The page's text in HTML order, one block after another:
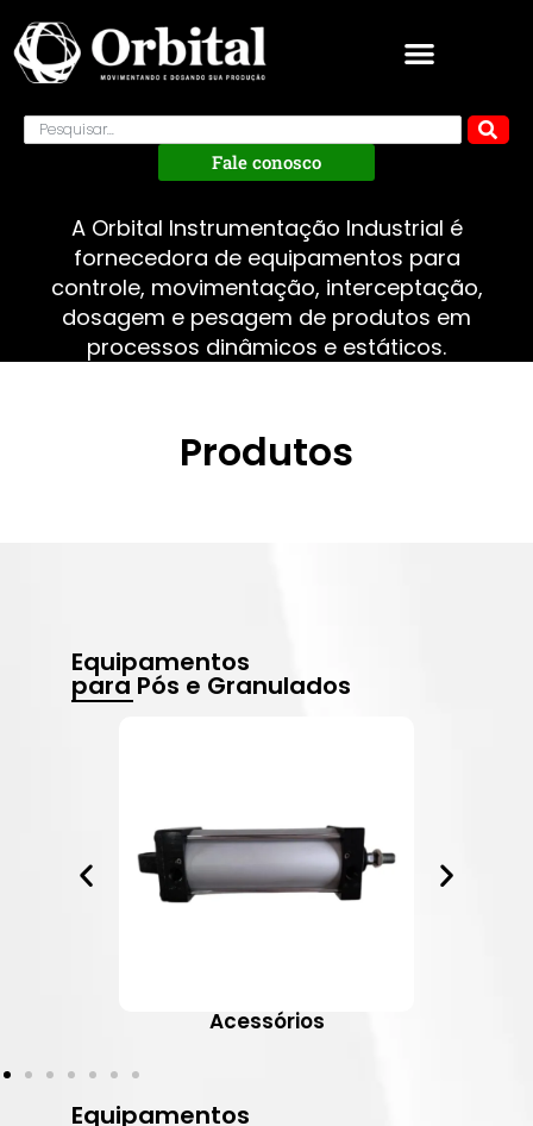
Fale conosco
A Orbital Instrumentação Industrial é
fornecedora de equipamentos para
controle, movimentação, interceptação,
dosagem e pesagem de produtos em
processos dinâmicos e estáticos.
Produtos
Equipamentos
para Pós e Granulados
Acessórios
Equipamentos